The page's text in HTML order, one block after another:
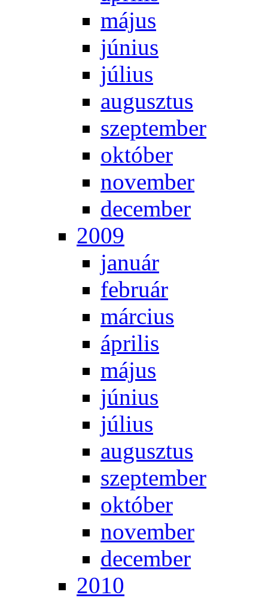
má­jus
jú­ni­us
jú­li­us
au­gusz­tus
szep­tem­ber
ok­tó­ber
no­vem­ber
de­cem­ber
2009
ja­nu­ár
feb­ru­ár
már­ci­us
áp­ri­lis
má­jus
jú­ni­us
jú­li­us
au­gusz­tus
szep­tem­ber
ok­tó­ber
no­vem­ber
de­cem­ber
2010